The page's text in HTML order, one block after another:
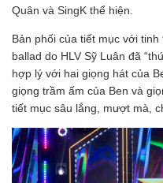
Quân và SingK thể hiện.
Bản phối của tiết mục với
ballad do HLV Sỹ Luân đã
hợp lý với hai giọng hát của
giọng trầm ấm của Ben và
tiết mục sâu lắng, mượt mà,